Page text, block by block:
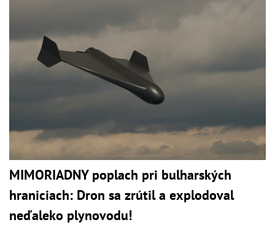
MIMORIADNY poplach pri bulharských
hraniciach: Dron sa zrútil a explodoval
neďaleko plynovodu!